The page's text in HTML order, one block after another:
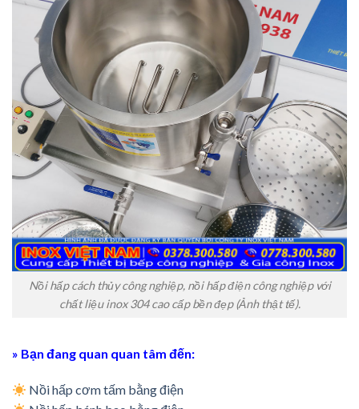
Nồi hấp cách thủy công nghiệp, nồi hấp điện công nghiệp với
chất liệu inox 304 cao cấp bền đẹp (Ảnh thật tế).
» Bạn đang quan quan tâm đến:
Nồi hấp cơm tấm bằng điện